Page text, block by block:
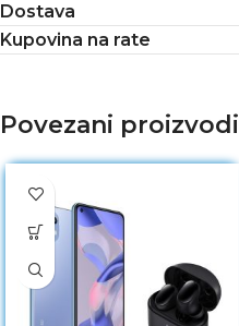
Dostava
Kupovina na rate
Povezani proizvodi